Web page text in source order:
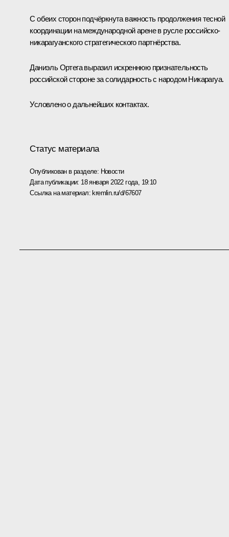
С обеих сторон подчёркнута важность продолжения тесной
координации на международной арене в русле российско-
никарагуанского стратегического партнёрства.
Даниэль Ортега выразил искреннюю признательность
российской стороне за солидарность с народом Никарагуа.
Условлено о дальнейших контактах.
Статус материала
Опубликован в разделе: Новости
Дата публикации: 18 января 2022 года, 19:10
Ссылка на материал: kremlin.ru/d/67607